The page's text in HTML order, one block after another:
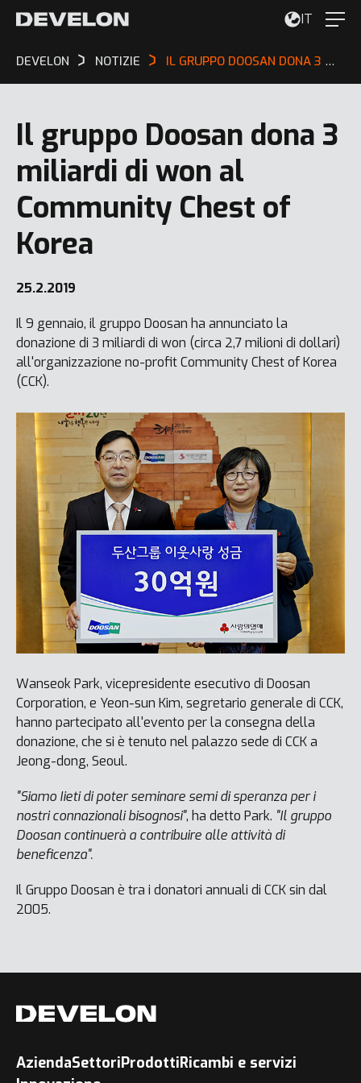
IT
DEVELON NOTIZIE IL GRUPPO DOOSAN DONA 3 MILIARDI DI WON AL COMMUNITY CHEST OF KOREA
Il gruppo Doosan dona 3
miliardi di won al
Community Chest of
Korea
25.2.2019
Il 9 gennaio, il gruppo Doosan ha annunciato la
donazione di 3 miliardi di won (circa 2,7 milioni di dollari)
all'organizzazione no-profit Community Chest of Korea
(CCK).
Wanseok Park, vicepresidente esecutivo di Doosan
Corporation, e Yeon-sun Kim, segretario generale di CCK,
hanno partecipato all'evento per la consegna della
donazione, che si è tenuto nel palazzo sede di CCK a
Jeong-dong, Seoul.
"Siamo Iieti di poter seminare semi di speranza per i
nostri connazionali bisognosi", ha detto Park. "Il gruppo
Doosan continuerà a contribuire alle attività di
beneficenza".
Il Gruppo Doosan è tra i donatori annuali di CCK sin dal
2005.
AziendaSettoriProdottiRicambi e servizi